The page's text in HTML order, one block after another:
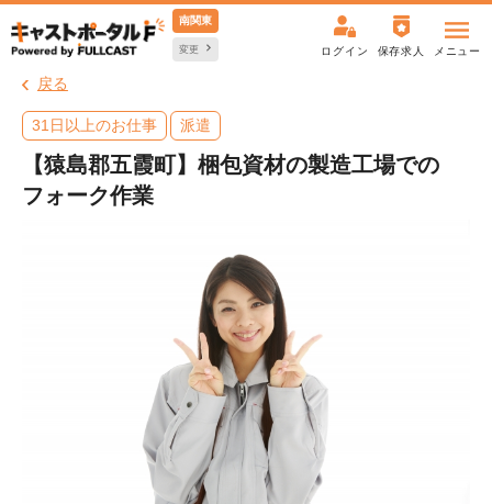
南関東
変更 ログイン 保存求人 メニュー
戻る
31日以上のお仕事 派遣
【猿島郡五霞町】梱包資材の製造工場での
フォーク作業